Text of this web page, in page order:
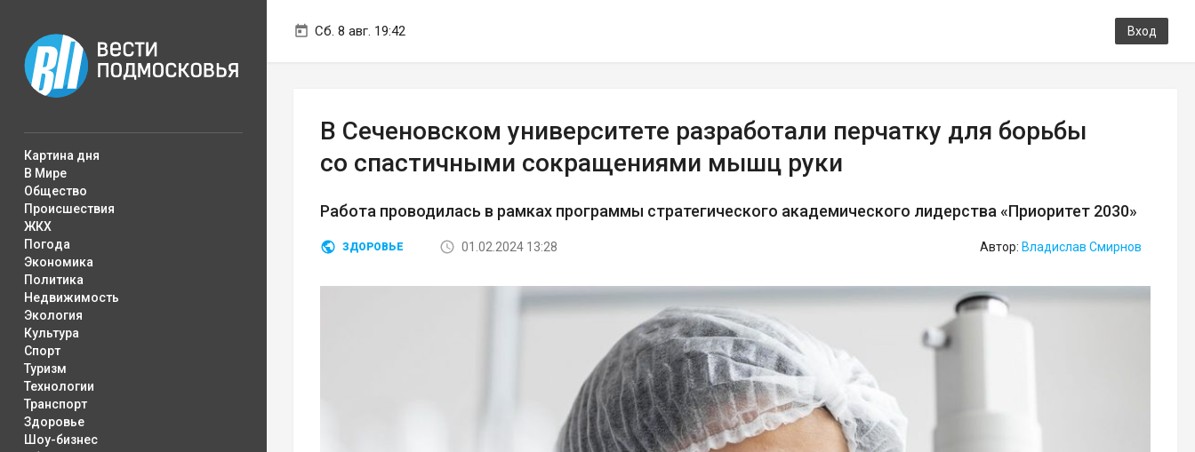
Сб. 8 авг. 19:42 Вход
Картина дня
В Мире
Общество
Происшествия
ЖКХ
Погода
Экономика
Политика
Недвижимость
Экология
Культура
Спорт
Туризм
Технологии
Транспорт
Здоровье
Шоу-бизнес
В Сеченовском университете разработали перчатку для борьбы
со спастичными сокращениями мышц руки
Работа проводилась в рамках программы стратегического академического лидерства «Приоритет 2030»
ЗДОРОВЬЕ 01.02.2024 13:28 Автор: Владислав Смирнов